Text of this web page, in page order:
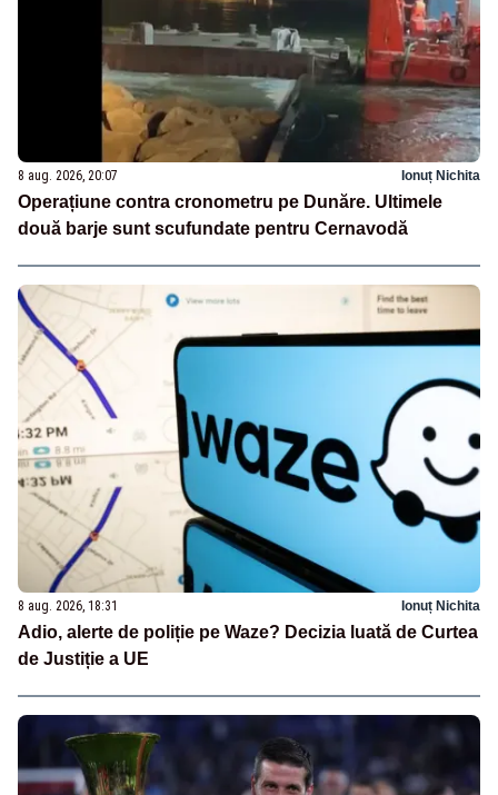
8 aug. 2026, 20:07 Ionuț Nichita
Operațiune contra cronometru pe Dunăre. Ultimele
două barje sunt scufundate pentru Cernavodă
8 aug. 2026, 18:31 Ionuț Nichita
Adio, alerte de poliție pe Waze? Decizia luată de Curtea
de Justiție a UE